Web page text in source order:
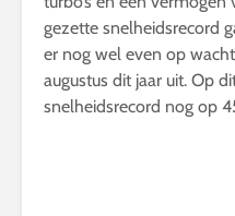
gezette snelheidsrecord
er nog wel even op
augustus dit jaar uit. Op
snelheidsrecord nog op